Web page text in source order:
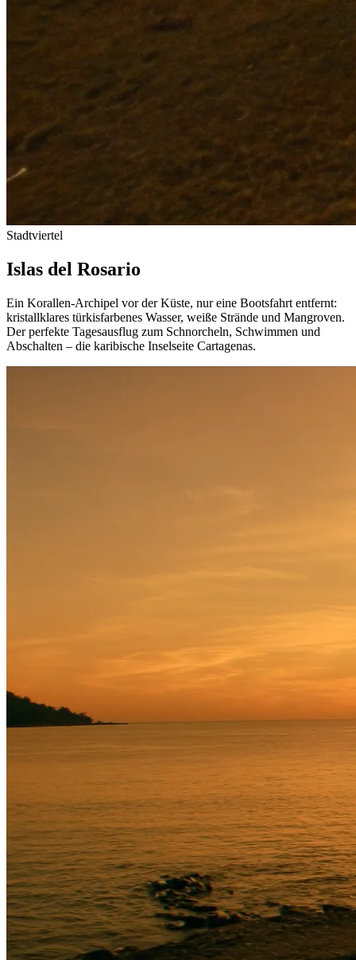
Stadtviertel
Islas del Rosario
Ein Korallen-Archipel vor der Küste, nur eine Bootsfahrt entfernt:
kristallklares türkisfarbenes Wasser, weiße Strände und Mangroven.
Der perfekte Tagesausflug zum Schnorcheln, Schwimmen und
Abschalten – die karibische Inselseite Cartagenas.